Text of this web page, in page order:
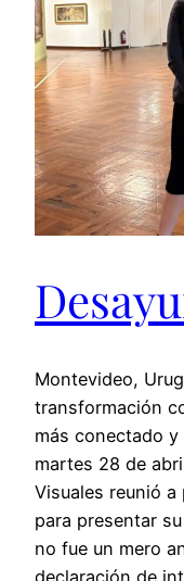
Montevideo,
transformación
más conectado y
martes 28 de
Visuales reunió
para presentar
no fue un mero